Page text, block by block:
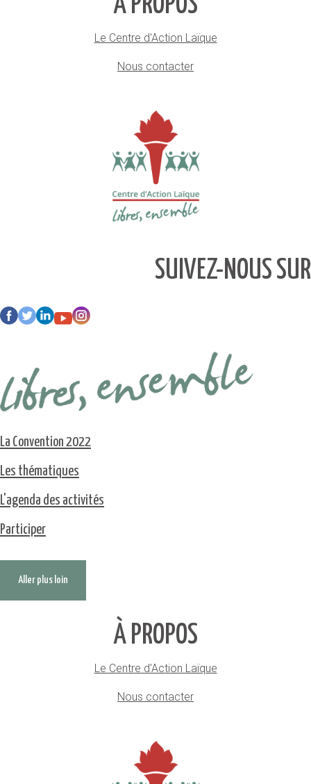
Le Centre d'Action Laïque
Nous contacter
SUIVEZ-NOUS SUR
La Convention 2022
Les thématiques
L'agenda des activités
Participer
Aller plus loin
À PROPOS
Le Centre d'Action Laïque
Nous contacter